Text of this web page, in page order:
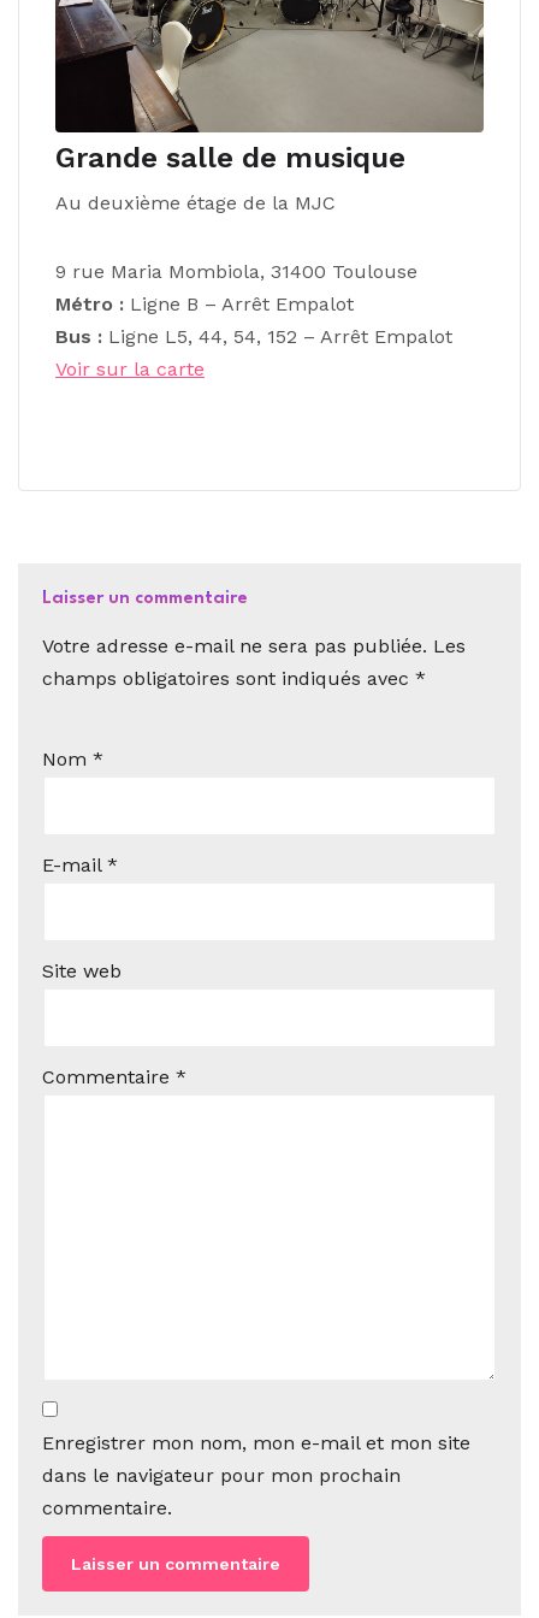
Grande salle de musique
Au deuxième étage de la MJC
9 rue Maria Mombiola, 31400 Toulouse
Métro : Ligne B – Arrêt Empalot
Bus : Ligne L5, 44, 54, 152 – Arrêt Empalot
Voir sur la carte
Laisser un commentaire
Votre adresse e-mail ne sera pas publiée. Les
champs obligatoires sont indiqués avec *
Nom *
E-mail *
Site web
Commentaire *
Enregistrer mon nom, mon e-mail et mon site
dans le navigateur pour mon prochain
commentaire.